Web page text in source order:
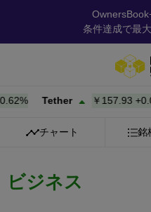
条件達成で最
Tether ￥157.93+0.02%
チャート 銘
ビジネス